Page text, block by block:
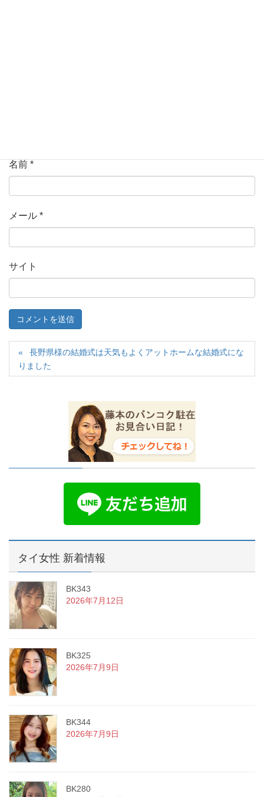
名前 *
メール *
サイト
長野県様の結婚式は天気もよくアットホームな結婚式にな
りました
タイ女性 新着情報
BK343
2026年7月12日
BK325
2026年7月9日
BK344
2026年7月9日
BK280